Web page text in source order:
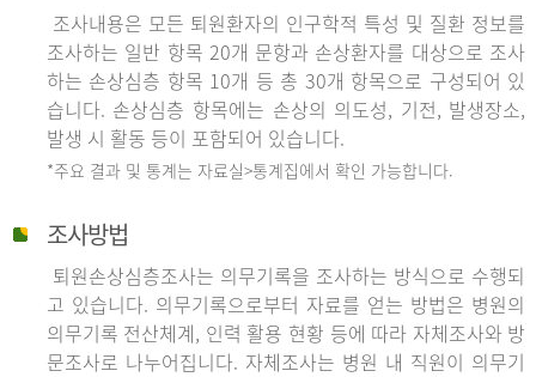
조사내용은 모든 퇴원환자의 인구학적 특성 및 질환 정보를
조사하는 일반 항목 20개 문항과 손상환자를 대상으로 조사
하는 손상심층 항목 10개 등 총 30개 항목으로 구성되어 있
습니다. 손상심층 항목에는 손상의 의도성, 기전, 발생장소,
발생 시 활동 등이 포함되어 있습니다.
*주요 결과 및 통계는 자료실>통계집에서 확인 가능합니다.
조사방법
퇴원손상심층조사는 의무기록을 조사하는 방식으로 수행되
고 있습니다. 의무기록으로부터 자료를 얻는 방법은 병원의
의무기록 전산체계, 인력 활용 현황 등에 따라 자체조사와 방
문조사로 나누어집니다. 자체조사는 병원 내 직원이 의무기